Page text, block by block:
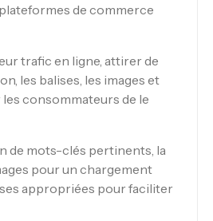
de commerce
trafic en ligne, attirer de
les balises, les images et
consommateurs de le
de mots-clés pertinents, la
pour un chargement
appropriées pour faciliter